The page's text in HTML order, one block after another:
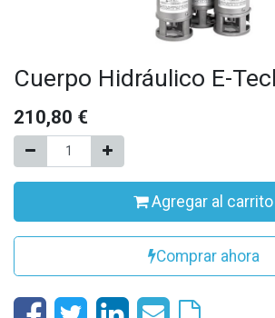
Cuerpo Hidráulico E-
210,80 €
Agregar al carrito
Comprar ahora